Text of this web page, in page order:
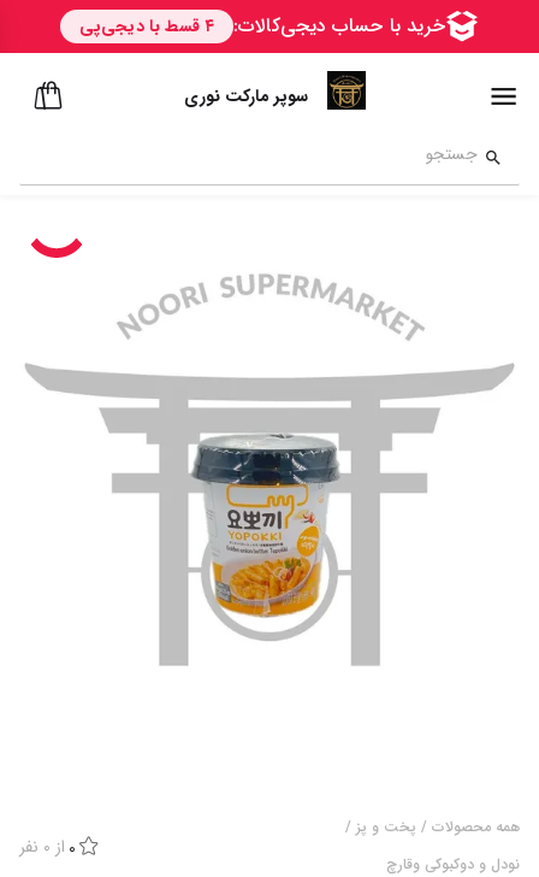
سوپر مارکت نوری
همه محصولات / پخت و پز /
نودل و دوکبوکی وقارچ
0 از 0 نفر